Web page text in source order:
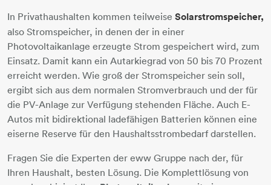
In Privathaushalten kommen teilweise Solarstromspeicher,
also Stromspeicher, in denen der in einer
Photovoltaikanlage erzeugte Strom gespeichert wird, zum
Einsatz. Damit kann ein Autarkiegrad von 50 bis 70 Prozent
erreicht werden. Wie groß der Stromspeicher sein soll,
ergibt sich aus dem normalen Stromverbrauch und der für
die PV-Anlage zur Verfügung stehenden Fläche. Auch E-
Autos mit bidirektional ladefähigen Batterien können eine
eiserne Reserve für den Haushaltsstrombedarf darstellen.
Fragen Sie die Experten der eww Gruppe nach der, für
Ihren Haushalt, besten Lösung. Die Komplettlösung von